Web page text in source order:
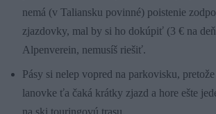
nemá (v Taliansku povinné) poistenie
zjazdovky, mal by si ho dokúpiť (3 € na
Alpenverein, nemusíš riešiť.
Pásy si nelep vopred na parkovisku,
lanovke ťa čaká krátky zjazd a hore ešte
na ski touringovú trasu.